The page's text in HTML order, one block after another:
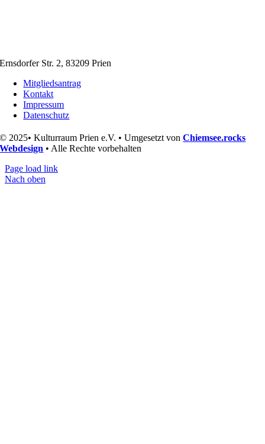
Ernsdorfer Str. 2, 83209 Prien
Mitgliedsantrag
Kontakt
Impressum
Datenschutz
© 2025• Kulturraum Prien e.V. • Umgesetzt vonChiemsee.rocks
Webdesign • Alle Rechte vorbehalten
Page load link
Nach oben